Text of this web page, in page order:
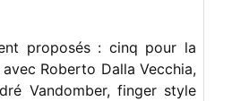
proposés : cinq pour la
Roberto Dalla Vecchia,
Vandomber, finger style